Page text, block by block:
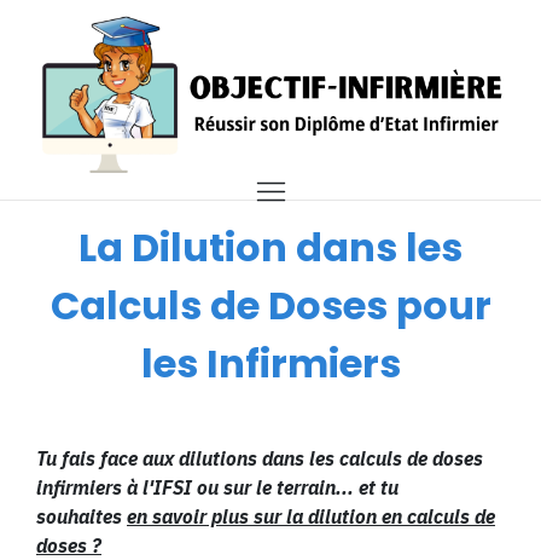
La Dilution dans les
Calculs de Doses pour
les Infirmiers
Tu fais face aux dilutions dans les calculs de doses
infirmiers à l'IFSI ou sur le terrain... et tu
souhaites en savoir plus sur la dilution en calculs de
doses ?